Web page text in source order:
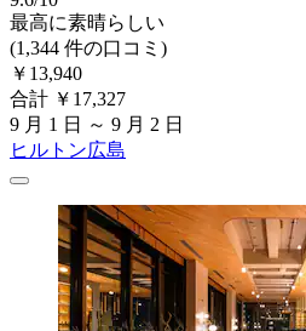
最高に素晴らしい
(1,344 件の口コミ)
￥13,940
合計 ￥17,327
9 月 1 日 ～ 9 月 2 日
ヒルトン広島